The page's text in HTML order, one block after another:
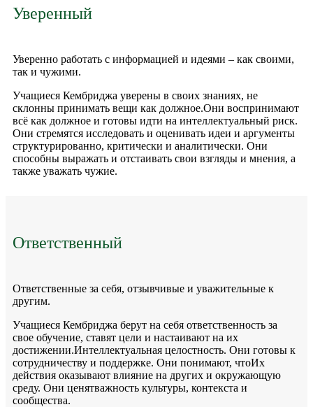
Уверенный
Уверенно работать с информацией и идеями – как своими,
так и чужими.
Учащиеся Кембриджа уверены в своих знаниях, не
склонны принимать вещи как должное.Они воспринимают
всё как должное и готовы идти на интеллектуальный риск.
Они стремятся исследовать и оценивать идеи и аргументы
структурированно, критически и аналитически. Они
способны выражать и отстаивать свои взгляды и мнения, а
также уважать чужие.
Ответственный
Ответственные за себя, отзывчивые и уважительные к
другим.
Учащиеся Кембриджа берут на себя ответственность за
свое обучение, ставят цели и настаивают на их
достижении.Интеллектуальная целостность. Они готовы к
сотрудничеству и поддержке. Они понимают, чтоИх
действия оказывают влияние на других и окружающую
среду. Они ценятважность культуры, контекста и
сообщества.